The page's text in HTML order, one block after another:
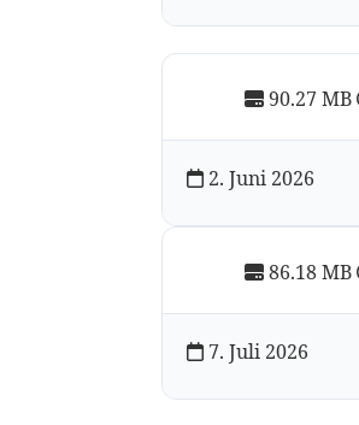
86.18 MB
7. Juli 2026
90.27 MB
2. Juni 2026